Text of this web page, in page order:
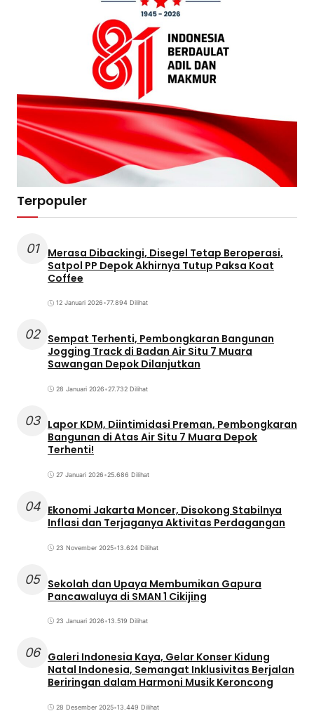
Terpopuler
01
Merasa Dibackingi, Disegel Tetap Beroperasi,
Satpol PP Depok Akhirnya Tutup Paksa Koat
Coffee
12 Januari 2026•77.894 Dilihat
02 Sempat Terhenti, Pembongkaran Bangunan
Jogging Track di Badan Air Situ 7 Muara
Sawangan Depok Dilanjutkan
28 Januari 2026•27.732 Dilihat
03 Lapor KDM, Diintimidasi Preman, Pembongkaran
Bangunan di Atas Air Situ 7 Muara Depok
Terhenti!
27 Januari 2026•25.686 Dilihat
04 Ekonomi Jakarta Moncer, Disokong Stabilnya
Inflasi dan Terjaganya Aktivitas Perdagangan
23 November 2025•13.624 Dilihat
05 Sekolah dan Upaya Membumikan Gapura
Pancawaluya di SMAN 1 Cikijing
23 Januari 2026•13.519 Dilihat
06 Galeri Indonesia Kaya, Gelar Konser Kidung
Natal Indonesia, Semangat Inklusivitas Berjalan
Beriringan dalam Harmoni Musik Keroncong
28 Desember 2025•13.449 Dilihat